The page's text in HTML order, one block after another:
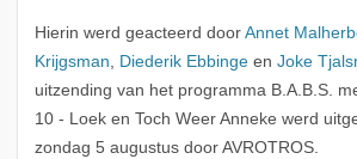
Hierin werd geacteerd door Annet
Krijgsman, Diederik Ebbingeen Joke
uitzending van het programma B.A.B.S.
10 - Loek en Toch Weer Anneke werd
zondag 5 augustus door AVROTROS.